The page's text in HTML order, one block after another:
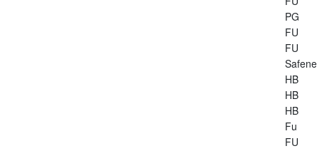
PG
FU
FU
HB
HB
HB
Fu
FU